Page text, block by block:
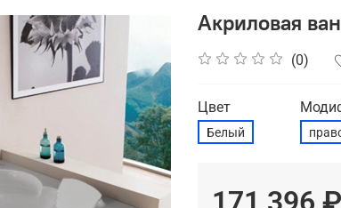
Акриловая
(0)
Цвет
Белый